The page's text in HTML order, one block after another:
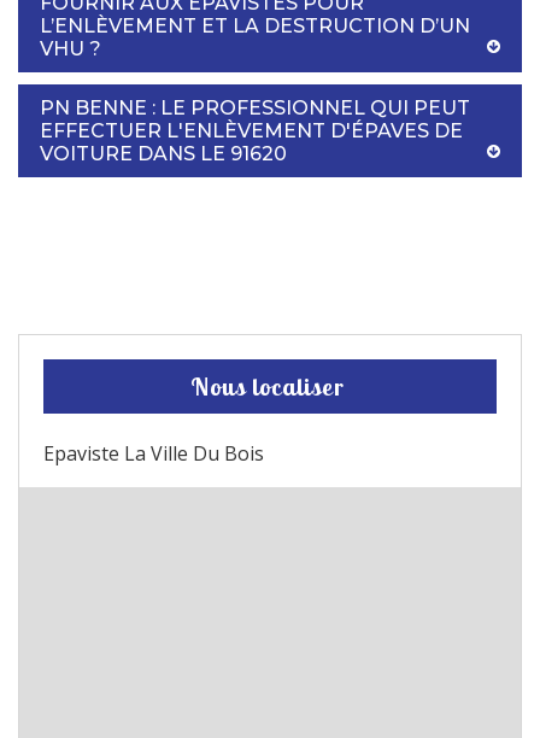
L’ENLÈVEMENT ET LA DESTRUCTION D’UN
VHU ?
PN BENNE : LE PROFESSIONNEL QUI PEUT
EFFECTUER L'ENLÈVEMENT D'ÉPAVES DE
VOITURE DANS LE 91620
Nous localiser
Epaviste La Ville Du Bois